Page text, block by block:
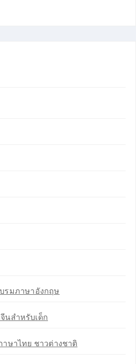
รมภาษาอังกฤษ
นสำหรับเด็ก
าษาไทย ชาวต่างชาติ